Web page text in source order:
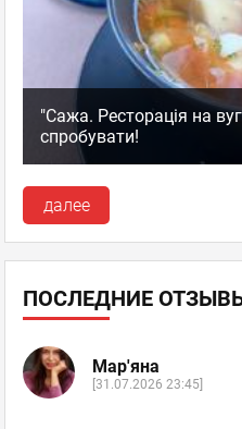
"Сажа. Ресторація на
спробувати!
далее
ПОСЛЕДНИЕ
Мар'яна
[31.07.2026 23:45]